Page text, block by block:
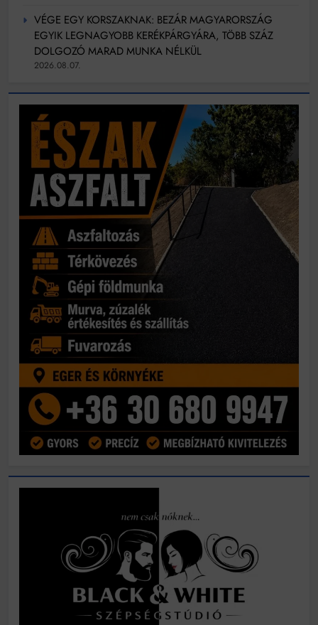
VÉGE EGY KORSZAKNAK: BEZÁR MAGYARORSZÁG
EGYIK LEGNAGYOBB KERÉKPÁRGYÁRA, TÖBB SZÁZ
DOLGOZÓ MARAD MUNKA NÉLKÜL
2026.08.07.